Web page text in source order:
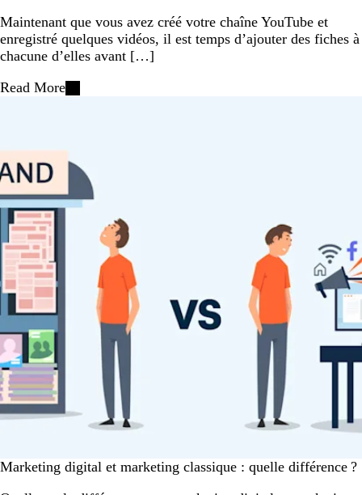
Maintenant que vous avez créé votre chaîne YouTube et
enregistré quelques vidéos, il est temps d’ajouter des fiches à
chacune d’elles avant […]
Read More
Marketing digital et marketing classique : quelle différence ?